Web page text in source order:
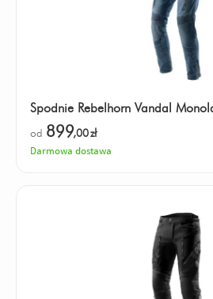
Spodnie Rebelhorn Vandal
od 899,00zł
Darmowa dostawa